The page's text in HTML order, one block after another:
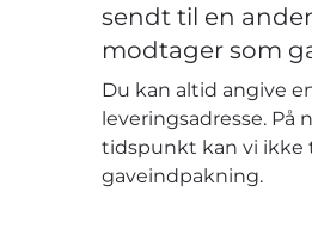
sendt til en
modtager som
Du kan altid angive
leveringsadresse. På
tidspunkt kan vi ikke
gaveindpakning.